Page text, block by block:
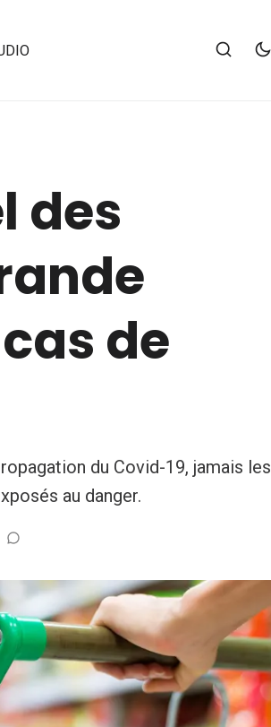
des
de
du Covid-19, jamais les
au danger.